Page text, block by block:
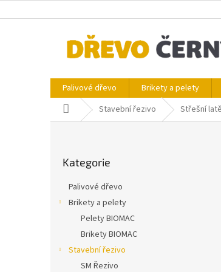
na
Palivové dřevo Brikety a pelety
Domů Stavební řezivo Střešní latě
kategorie
Kategorie
Palivové dřevo
Brikety a pelety
Pelety BIOMAC
Brikety BIOMAC
Stavební řezivo
SM Řezivo